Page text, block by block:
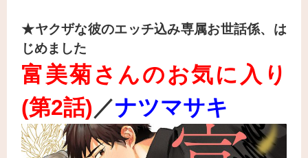
★ヤクザな彼のエッチ込み専属お世話係、は
じめました
富美菊さんのお気に入り
(第2話)／ナツマサキ